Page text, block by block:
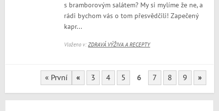
s bramborovým salátem? My si mylíme že ne, a
rádi bychom vás o tom přesvědčili! Zapečený
kapr...
Vloženo v:ZDRAVÁ VÝŽIVA A RECEPTY
« První « 3 4 5 6 7 8 9 »